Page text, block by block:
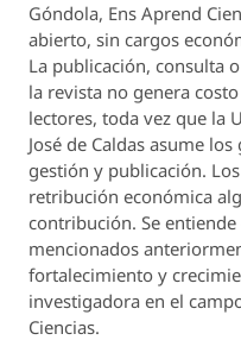
Góndola, Ens Aprend
abierto, sin cargos
La publicación, consulta
la revista no genera
lectores, toda vez que la
José de Caldas asume
gestión y publicación.
retribución económica
contribución. Se
mencionados
fortalecimiento y
investigadora en el
Ciencias.